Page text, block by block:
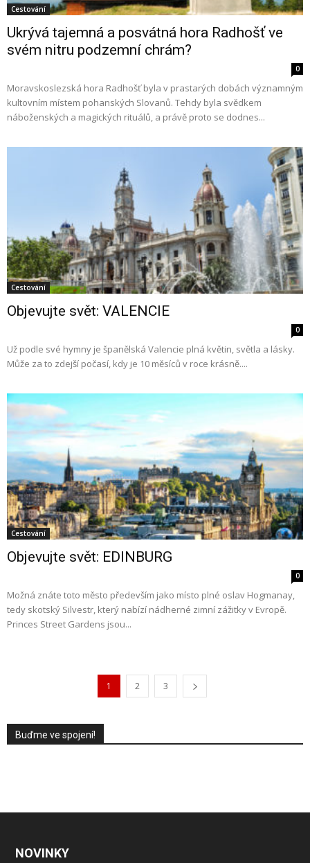
Cestování
Ukrývá tajemná a posvátná hora Radhošť ve
svém nitru podzemní chrám?
0
Moravskoslezská hora Radhošť byla v prastarých dobách významným
kultovním místem pohanských Slovanů. Tehdy byla svědkem
náboženských a magických rituálů, a právě proto se dodnes...
Cestování
Objevujte svět: VALENCIE
0
Už podle své hymny je španělská Valencie plná květin, světla a lásky.
Může za to zdejší počasí, kdy je 10 měsíců v roce krásně....
Cestování
Objevujte svět: EDINBURG
0
Možná znáte toto město především jako místo plné oslav Hogmanay,
tedy skotský Silvestr, který nabízí nádherné zimní zážitky v Evropě.
Princes Street Gardens jsou...
1 2 3
Buďme ve spojení!
NOVINKY